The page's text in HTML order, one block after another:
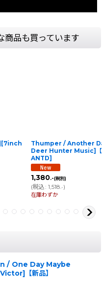
商品も買っています
Thumper / Another
Deer Hunter Music]【
ANTD]
1,380.-(税別)
(税込: 1,518 .-)
在庫わずか
/ One Day Maybe
【新品】